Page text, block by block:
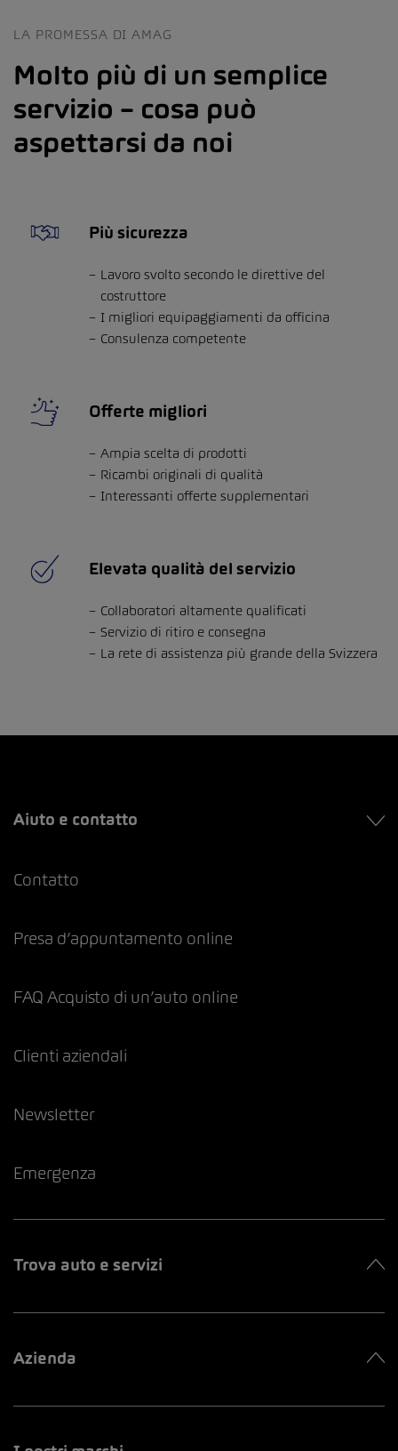
LA PROMESSA DI AMAG
Molto più di un semplice
servizio – cosa può
aspettarsi da noi
Più sicurezza
Lavoro svolto secondo le direttive del
costruttore
I migliori equipaggiamenti da officina
Consulenza competente
Offerte migliori
Ampia scelta di prodotti
Ricambi originali di qualità
Interessanti offerte supplementari
Elevata qualità del servizio
Collaboratori altamente qualificati
Servizio di ritiro e consegna
La rete di assistenza più grande della Svizzera
Aiuto e contatto
Contatto
Presa d’appuntamento online
FAQ Acquisto di un’auto online
Clienti aziendali
Newsletter
Emergenza
Trova auto e servizi
Azienda